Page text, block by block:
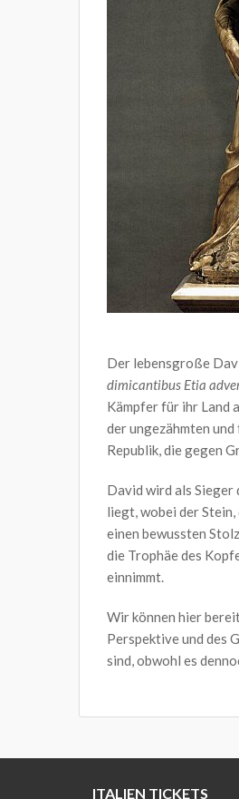
Der lebensgroße
dimicantibus Etia
Kämpfer für ihr Land
der ungezähmten
Republik, die gegen
David wird als Sieger
liegt, wobei der
einen bewussten
die Trophäe des
einnimmt.
Wir können hier
Perspektive und des
sind, obwohl es
ITALIEN TICKETS